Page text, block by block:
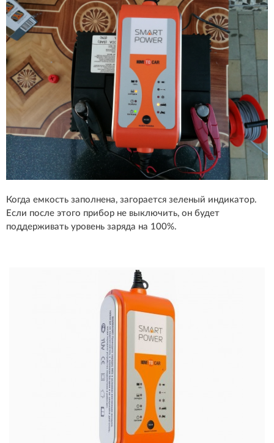
Когда емкость заполнена, загорается зеленый индикатор.
Если после этого прибор не выключить, он будет
поддерживать уровень заряда на 100%.